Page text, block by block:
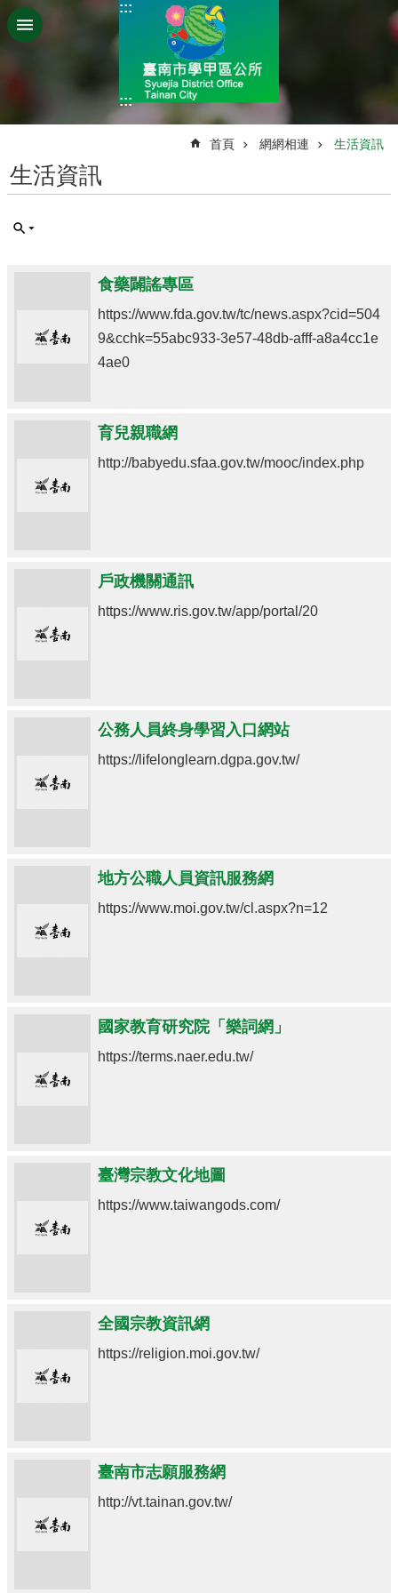
跳到主要內容區塊
:::
:::
首頁 網網相連 生活資訊
生活資訊
食藥闢謠專區
https://www.fda.gov.tw/tc/news.aspx?cid=504
9&cchk=55abc933-3e57-48db-afff-a8a4cc1e
4ae0
育兒親職網
http://babyedu.sfaa.gov.tw/mooc/index.php
戶政機關通訊
https://www.ris.gov.tw/app/portal/20
公務人員終身學習入口網站
https://lifelonglearn.dgpa.gov.tw/
地方公職人員資訊服務網
https://www.moi.gov.tw/cl.aspx?n=12
國家教育研究院「樂詞網」
https://terms.naer.edu.tw/
臺灣宗教文化地圖
https://www.taiwangods.com/
全國宗教資訊網
https://religion.moi.gov.tw/
臺南市志願服務網
http://vt.tainan.gov.tw/